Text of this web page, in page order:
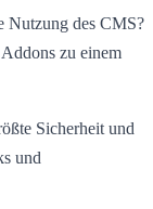
Nutzung des CMS?
zu einem
Sicherheit und
und